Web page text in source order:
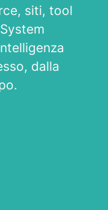
siti, tool
dalla